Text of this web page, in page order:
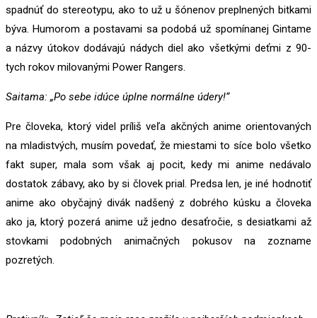
spadnúť do stereotypu, ako to už u šónenov preplnených bitkami
býva. Humorom a postavami sa podobá už spomínanej Gintame
a názvy útokov dodávajú nádych diel ako všetkými deťmi z 90-
tych rokov milovanými Power Rangers.
Saitama: „Po sebe idúce úplne normálne údery!“
Pre človeka, ktorý videl príliš veľa akčných anime orientovaných
na mladistvých, musím povedať, že miestami to síce bolo všetko
fakt super, mala som však aj pocit, kedy mi anime nedávalo
dostatok zábavy, ako by si človek prial. Predsa len, je iné hodnotiť
anime ako obyčajný divák nadšený z dobrého kúsku a človeka
ako ja, ktorý pozerá anime už jedno desaťročie, s desiatkami až
stovkami podobných animačných pokusov na zozname
pozretých.